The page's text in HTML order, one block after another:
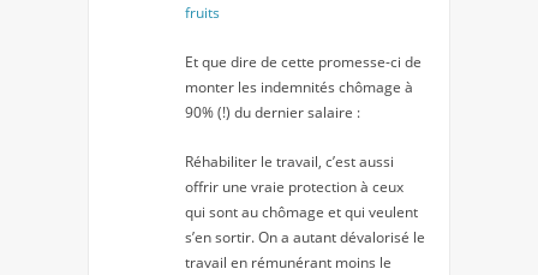
fruits
Et que dire de cette promesse-ci de
monter les indemnités chômage à
90% (!) du dernier salaire :
Réhabiliter le travail, c’est aussi
offrir une vraie protection à ceux
qui sont au chômage et qui veulent
s’en sortir. On a autant dévalorisé le
travail en rémunérant moins le